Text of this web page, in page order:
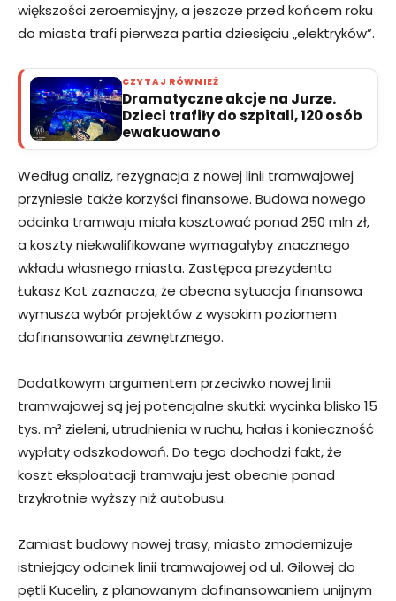
większości zeroemisyjny, a jeszcze przed końcem roku
do miasta trafi pierwsza partia dziesięciu „elektryków”.
CZYTAJ RÓWNIEŻ
Dramatyczne akcje na Jurze.
Dzieci trafiły do szpitali, 120 osób
ewakuowano
Według analiz, rezygnacja z nowej linii tramwajowej
przyniesie także korzyści finansowe. Budowa nowego
odcinka tramwaju miała kosztować ponad 250 mln zł,
a koszty niekwalifikowane wymagałyby znacznego
wkładu własnego miasta. Zastępca prezydenta
Łukasz Kot zaznacza, że obecna sytuacja finansowa
wymusza wybór projektów z wysokim poziomem
dofinansowania zewnętrznego.
Dodatkowym argumentem przeciwko nowej linii
tramwajowej są jej potencjalne skutki: wycinka blisko 15
tys. m² zieleni, utrudnienia w ruchu, hałas i konieczność
wypłaty odszkodowań. Do tego dochodzi fakt, że
koszt eksploatacji tramwaju jest obecnie ponad
trzykrotnie wyższy niż autobusu.
Zamiast budowy nowej trasy, miasto zmodernizuje
istniejący odcinek linii tramwajowej od ul. Gilowej do
pętli Kucelin, z planowanym dofinansowaniem unijnym